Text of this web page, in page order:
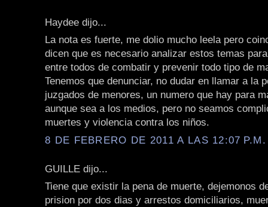
Haydee dijo...
La nota es fuerte, me dolio mucho leela pero
dicen que es necesario analizar estos temas
entre todos de combatir y prevenir todo tipo de
Tenemos que denunciar, no dudar en llamar a la
juzgados de menores, un numero que hay para
aunque sea a los medios, pero no seamos
muertes y violencia contra los niños.
8 DE FEBRERO DE 2011 A LAS 12:07 P.M.
GUILLE dijo...
Tiene que existir la pena de muerte, dejemonos
prision por dos dias y arrestos domiciliarios,